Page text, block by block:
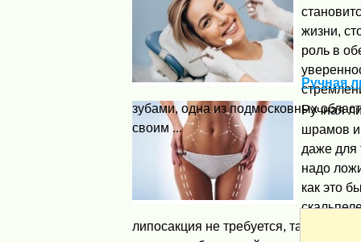
жизни,
роль в
зубами, одна из подмосковных
своим ...
Ручная
Ручная
шрамов и
даже для
надо
как это
липосакция не требуется, так как